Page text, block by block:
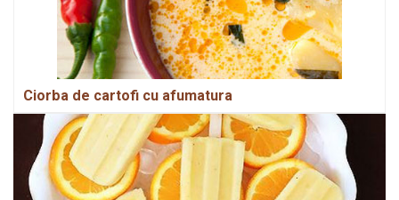
Ciorba de cartofi cu afumatura